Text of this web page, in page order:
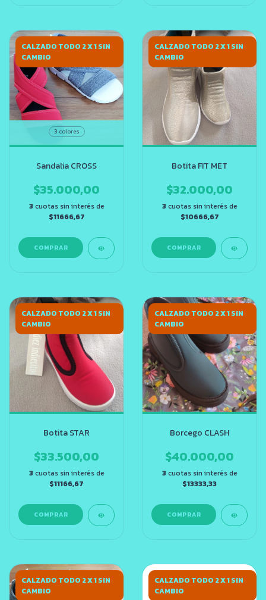
CALZADO TODO 2 X 1 SIN
CAMBIO
3 colores
Sandalia CROSS
$35.000,00
3cuotas sin interés de
$11666,67
COMPRAR
CALZADO TODO 2 X 1 SIN
CAMBIO
Botita FIT MET
$32.000,00
3cuotas sin interés de
$10666,67
COMPRAR
CALZADO TODO 2 X 1 SIN
CAMBIO
Botita STAR
$33.500,00
3cuotas sin interés de
$11166,67
COMPRAR
CALZADO TODO 2 X 1 SIN
CAMBIO
Borcego CLASH
$40.000,00
3cuotas sin interés de
$13333,33
COMPRAR
CALZADO TODO 2 X 1 SIN
CAMBIO
CALZADO TODO 2 X 1 SIN
CAMBIO